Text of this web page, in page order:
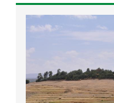
Anmeldung erforderlich
Feldmann-Wojtachnia